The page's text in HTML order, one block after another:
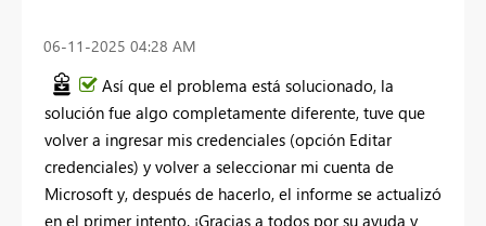
‎06-11-2025 04:28 AM
Así que el problema está solucionado, la
solución fue algo completamente diferente, tuve que
volver a ingresar mis credenciales (opción Editar
credenciales) y volver a seleccionar mi cuenta de
Microsoft y, después de hacerlo, el informe se actualizó
en el primer intento. ¡Gracias a todos por su ayuda y